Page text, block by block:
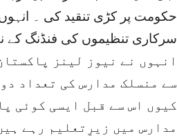
حکومت پر کڑی تنقید کی ۔
سرکاری تنظیموں کی فنڈنگ کے
انہوں نے نیوز لینز
سے منسلک مدارس کی تعداد
کیوں اس سے قبل ایسی کوئی